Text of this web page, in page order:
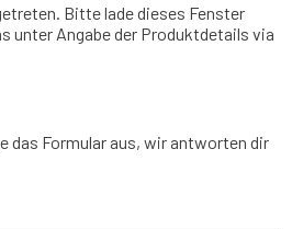
Bitte lade dieses Fenster
unter Angabe der Produktdetails via
das Formular aus, wir antworten dir